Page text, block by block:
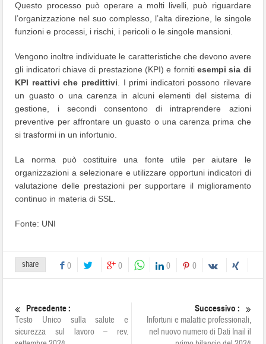
Questo processo può operare a molti livelli, può riguardare
l’organizzazione nel suo complesso, l’alta direzione, le singole
funzioni e processi, i rischi, i pericoli o le singole mansioni.
Vengono inoltre individuate le caratteristiche che devono avere
gli indicatori chiave di prestazione (KPI) e forniti esempi sia di
KPI reattivi che predittivi . I primi indicatori possono rilevare
un guasto o una carenza in alcuni elementi del sistema di
gestione, i secondi consentono di intraprendere azioni
preventive per affrontare un guasto o una carenza prima che
si trasformi in un infortunio.
La norma può costituire una fonte utile per aiutare le
organizzazioni a selezionare e utilizzare opportuni indicatori di
valutazione delle prestazioni per supportare il miglioramento
continuo in materia di SSL.
Fonte: UNI
share 0 0 0 0
Precedente :
Testo Unico sulla salute e
sicurezza sul lavoro – rev.
Successivo :
Infortuni e malattie professionali,
nel nuovo numero di Dati Inail il